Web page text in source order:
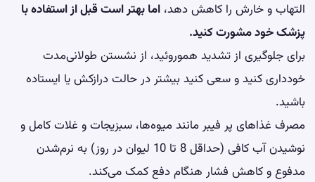
التهاب و خارش را کاهش دهد، اما بهتر است قبل از استفاده با
پزشک خود مشورت کنید.
برای جلوگیری از تشدید هموروئید، از نشستن طولانی‌مدت
خودداری کنید و سعی کنید بیشتر در حالت درازکش یا ایستاده
باشید.
مصرف غذاهای پر فیبر مانند میوه‌ها، سبزیجات و غلات کامل و
نوشیدن آب کافی (حداقل 8 تا 10 لیوان در روز) به نرم‌شدن
مدفوع و کاهش فشار هنگام دفع کمک می‌کند.